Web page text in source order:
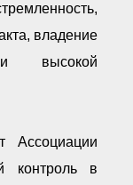
владение
высокой
контроль в